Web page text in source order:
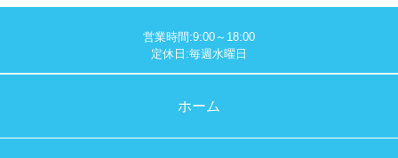
営業時間:9:00～18:00
定休日:毎週水曜日
ホーム